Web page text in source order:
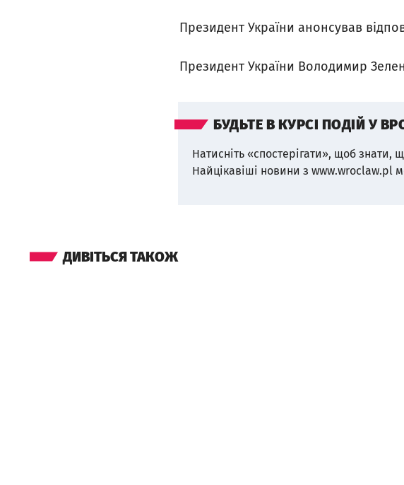
Президент України анонсував
Президент України Володимир
БУДЬТЕ В КУРСІ ПОДІЙ У
Натисніть «спостерігати», щоб знати,
Найцікавіші новини з www.wroclaw.pl
ДИВІТЬСЯ ТАКОЖ